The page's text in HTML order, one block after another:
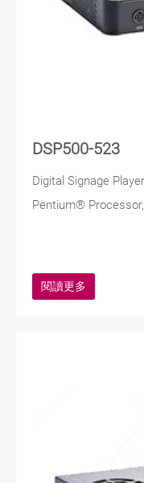
DSP500-523
Digital Signage
Pentium®
閱讀更多